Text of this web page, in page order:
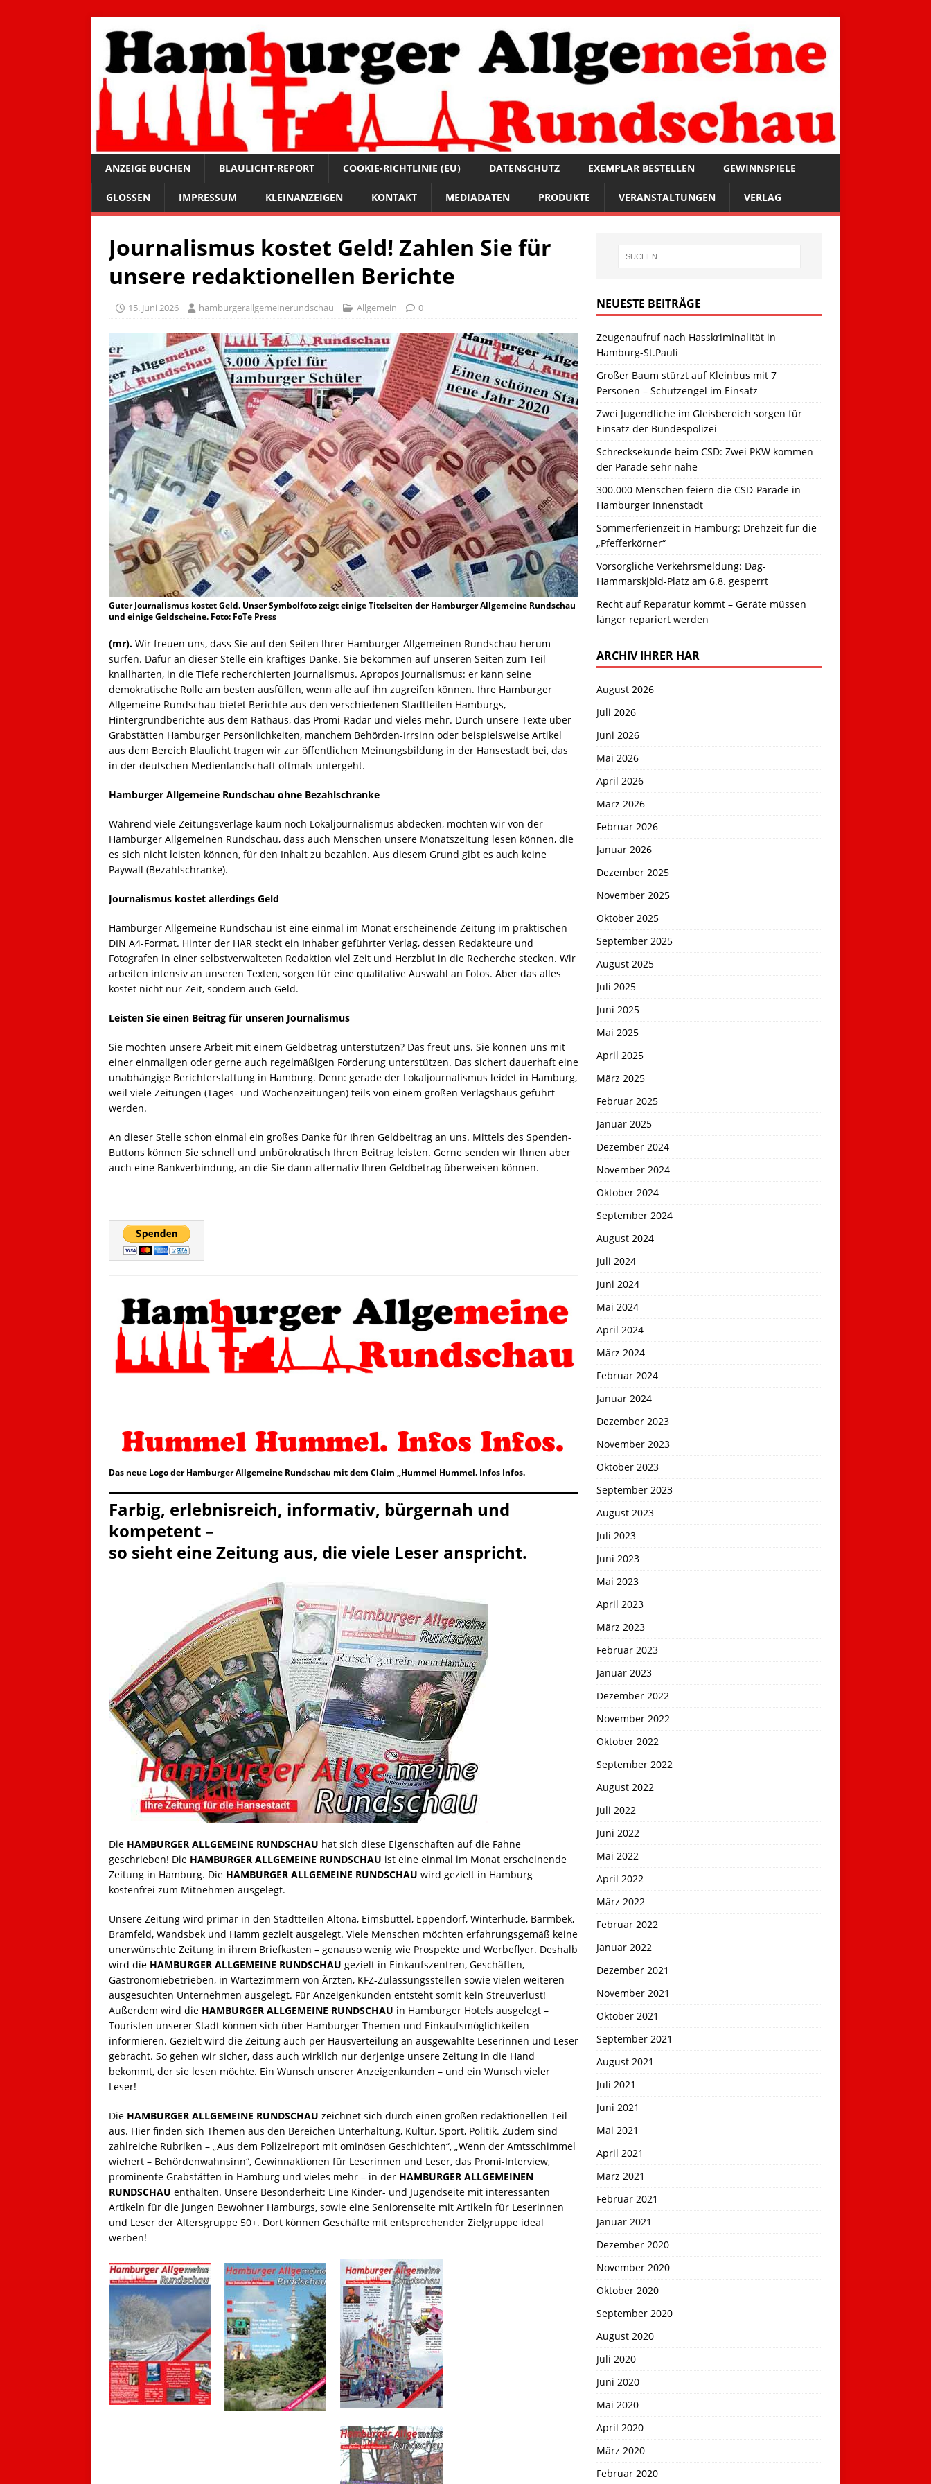
ANZEIGE BUCHEN BLAULICHT-REPORT COOKIE-RICHTLINIE (EU) DATENSCHUTZ EXEMPLAR BESTELLEN GEWINNSPIELE
GLOSSEN IMPRESSUM KLEINANZEIGEN KONTAKT MEDIADATEN PRODUKTE VERANSTALTUNGEN VERLAG
Journalismus kostet Geld! Zahlen Sie für
unsere redaktionellen Berichte
15. Juni 2026 hamburgerallgemeinerundschau Allgemein 0
Guter Journalismus kostet Geld. Unser Symbolfoto zeigt einige Titelseiten der Hamburger Allgemeine Rundschau
und einige Geldscheine. Foto: FoTe Press
(mr). Wir freuen uns, dass Sie auf den Seiten Ihrer Hamburger Allgemeinen Rundschau herum
surfen. Dafür an dieser Stelle ein kräftiges Danke. Sie bekommen auf unseren Seiten zum Teil
knallharten, in die Tiefe recherchierten Journalismus. Apropos Journalismus: er kann seine
demokratische Rolle am besten ausfüllen, wenn alle auf ihn zugreifen können. Ihre Hamburger
Allgemeine Rundschau bietet Berichte aus den verschiedenen Stadtteilen Hamburgs,
Hintergrundberichte aus dem Rathaus, das Promi-Radar und vieles mehr. Durch unsere Texte über
Grabstätten Hamburger Persönlichkeiten, manchem Behörden-Irrsinn oder beispielsweise Artikel
aus dem Bereich Blaulicht tragen wir zur öffentlichen Meinungsbildung in der Hansestadt bei, das
in der deutschen Medienlandschaft oftmals untergeht.
Hamburger Allgemeine Rundschau ohne Bezahlschranke
Während viele Zeitungsverlage kaum noch Lokaljournalismus abdecken, möchten wir von der
Hamburger Allgemeinen Rundschau, dass auch Menschen unsere Monatszeitung lesen können, die
es sich nicht leisten können, für den Inhalt zu bezahlen. Aus diesem Grund gibt es auch keine
Paywall (Bezahlschranke).
Journalismus kostet allerdings Geld
Hamburger Allgemeine Rundschau ist eine einmal im Monat erscheinende Zeitung im praktischen
DIN A4-Format. Hinter der HAR steckt ein Inhaber geführter Verlag, dessen Redakteure und
Fotografen in einer selbstverwalteten Redaktion viel Zeit und Herzblut in die Recherche stecken. Wir
arbeiten intensiv an unseren Texten, sorgen für eine qualitative Auswahl an Fotos. Aber das alles
kostet nicht nur Zeit, sondern auch Geld.
Leisten Sie einen Beitrag für unseren Journalismus
Sie möchten unsere Arbeit mit einem Geldbetrag unterstützen? Das freut uns. Sie können uns mit
einer einmaligen oder gerne auch regelmäßigen Förderung unterstützen. Das sichert dauerhaft eine
unabhängige Berichterstattung in Hamburg. Denn: gerade der Lokaljournalismus leidet in Hamburg,
weil viele Zeitungen (Tages- und Wochenzeitungen) teils von einem großen Verlagshaus geführt
werden.
An dieser Stelle schon einmal ein großes Danke für Ihren Geldbeitrag an uns. Mittels des Spenden-
Buttons können Sie schnell und unbürokratisch Ihren Beitrag leisten. Gerne senden wir Ihnen aber
auch eine Bankverbindung, an die Sie dann alternativ Ihren Geldbetrag überweisen können.
Das neue Logo der Hamburger Allgemeine Rundschau mit dem Claim „Hummel Hummel. Infos Infos.
Farbig, erlebnisreich, informativ, bürgernah und
kompetent –
so sieht eine Zeitung aus, die viele Leser anspricht.
Die HAMBURGER ALLGEMEINE RUNDSCHAU hat sich diese Eigenschaften auf die Fahne
geschrieben! Die HAMBURGER ALLGEMEINE RUNDSCHAU ist eine einmal im Monat erscheinende
Zeitung in Hamburg. Die HAMBURGER ALLGEMEINE RUNDSCHAU wird gezielt in Hamburg
kostenfrei zum Mitnehmen ausgelegt.
Unsere Zeitung wird primär in den Stadtteilen Altona, Eimsbüttel, Eppendorf, Winterhude, Barmbek,
Bramfeld, Wandsbek und Hamm gezielt ausgelegt. Viele Menschen möchten erfahrungsgemäß keine
unerwünschte Zeitung in ihrem Briefkasten – genauso wenig wie Prospekte und Werbeflyer. Deshalb
wird die HAMBURGER ALLGEMEINE RUNDSCHAU gezielt in Einkaufszentren, Geschäften,
Gastronomiebetrieben, in Wartezimmern von Ärzten, KFZ-Zulassungsstellen sowie vielen weiteren
ausgesuchten Unternehmen ausgelegt. Für Anzeigenkunden entsteht somit kein Streuverlust!
Außerdem wird die HAMBURGER ALLGEMEINE RUNDSCHAU in Hamburger Hotels ausgelegt –
Touristen unserer Stadt können sich über Hamburger Themen und Einkaufsmöglichkeiten
informieren. Gezielt wird die Zeitung auch per Hausverteilung an ausgewählte Leserinnen und Leser
gebracht. So gehen wir sicher, dass auch wirklich nur derjenige unsere Zeitung in die Hand
bekommt, der sie lesen möchte. Ein Wunsch unserer Anzeigenkunden – und ein Wunsch vieler
Leser!
Die HAMBURGER ALLGEMEINE RUNDSCHAU zeichnet sich durch einen großen redaktionellen Teil
aus. Hier finden sich Themen aus den Bereichen Unterhaltung, Kultur, Sport, Politik. Zudem sind
zahlreiche Rubriken – „Aus dem Polizeireport mit ominösen Geschichten“, „Wenn der Amtsschimmel
wiehert – Behördenwahnsinn“, Gewinnaktionen für Leserinnen und Leser, das Promi-Interview,
prominente Grabstätten in Hamburg und vieles mehr – in der HAMBURGER ALLGEMEINEN
RUNDSCHAU enthalten. Unsere Besonderheit: Eine Kinder- und Jugendseite mit interessanten
Artikeln für die jungen Bewohner Hamburgs, sowie eine Seniorenseite mit Artikeln für Leserinnen
und Leser der Altersgruppe 50+. Dort können Geschäfte mit entsprechender Zielgruppe ideal
werben!
NEUESTE BEITRÄGE
Zeugenaufruf nach Hasskriminalität in
Hamburg-St.Pauli
Großer Baum stürzt auf Kleinbus mit 7
Personen – Schutzengel im Einsatz
Zwei Jugendliche im Gleisbereich sorgen für
Einsatz der Bundespolizei
Schrecksekunde beim CSD: Zwei PKW kommen
der Parade sehr nahe
300.000 Menschen feiern die CSD-Parade in
Hamburger Innenstadt
Sommerferienzeit in Hamburg: Drehzeit für die
„Pfefferkörner“
Vorsorgliche Verkehrsmeldung: Dag-
Hammarskjöld-Platz am 6.8. gesperrt
Recht auf Reparatur kommt – Geräte müssen
länger repariert werden
ARCHIV IHRER HAR
August 2026
Juli 2026
Juni 2026
Mai 2026
April 2026
März 2026
Februar 2026
Januar 2026
Dezember 2025
November 2025
Oktober 2025
September 2025
August 2025
Juli 2025
Juni 2025
Mai 2025
April 2025
März 2025
Februar 2025
Januar 2025
Dezember 2024
November 2024
Oktober 2024
September 2024
August 2024
Juli 2024
Juni 2024
Mai 2024
April 2024
März 2024
Februar 2024
Januar 2024
Dezember 2023
November 2023
Oktober 2023
September 2023
August 2023
Juli 2023
Juni 2023
Mai 2023
April 2023
März 2023
Februar 2023
Januar 2023
Dezember 2022
November 2022
Oktober 2022
September 2022
August 2022
Juli 2022
Juni 2022
Mai 2022
April 2022
März 2022
Februar 2022
Januar 2022
Dezember 2021
November 2021
Oktober 2021
September 2021
August 2021
Juli 2021
Juni 2021
Mai 2021
April 2021
März 2021
Februar 2021
Januar 2021
Dezember 2020
November 2020
Oktober 2020
September 2020
August 2020
Juli 2020
Juni 2020
Mai 2020
April 2020
März 2020
Februar 2020